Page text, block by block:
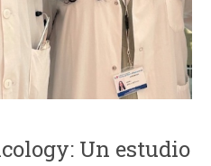
Un estudio